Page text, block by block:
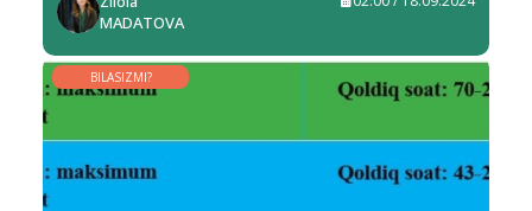
MADATOVA
BILASIZMI?